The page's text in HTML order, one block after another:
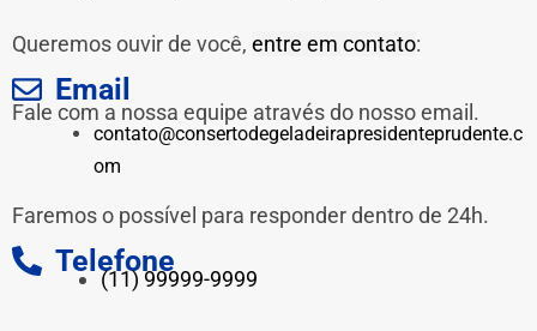
Queremos ouvir de você, entre em contato:
Email
Fale com a nossa equipe através do nosso email.
contato@consertodegeladeirapresidenteprudente.c
om
Faremos o possível para responder dentro de 24h.
Telefone
(11) 99999-9999